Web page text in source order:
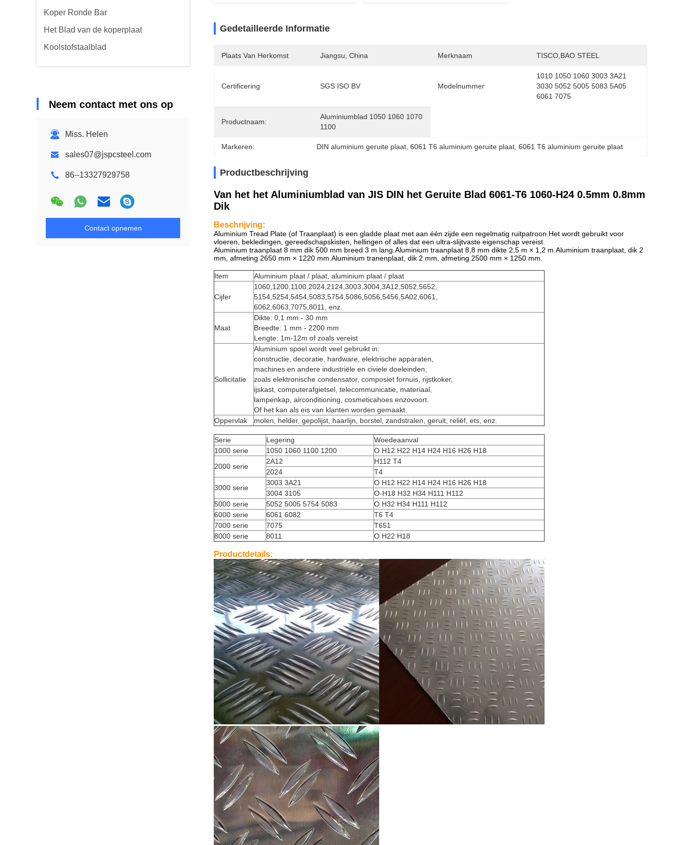
Koper Ronde Bar
Het Blad van de koperplaat
Koolstofstaalblad
Neem contact met ons op
Miss. Helen
sales07@jspcsteel.com
86--13327929758
Contact opnemen
Gedetailleerde Informatie
Plaats Van Herkomst Jiangsu, China Merknaam TISCO,BAO STEEL
Certificering SGS ISO BV Modelnummer
1010 1050 1060 3003 3A21
3030 5052 5005 5083 5A05
6061 7075
Productnaam:
Aluminiumblad 1050 1060 1070
1100
Markeren: DIN aluminium geruite plaat , 6061 T6 aluminium geruite plaat , 6061 T6 aluminium geruite plaat
Productbeschrijving
Van het het Aluminiumblad van JIS DIN het Geruite Blad 6061-T6 1060-H24 0.5mm 0.8mm
Dik
Beschrijving:
Aluminium Tread Plate (of Traanplaat) is een gladde plaat met aan één zijde een regelmatig ruitpatroon.Het wordt gebruikt voor
vloeren, bekledingen, gereedschapskisten, hellingen of alles dat een ultra-slijtvaste eigenschap vereist.
Aluminium traanplaat 8 mm dik 500 mm breed 3 m lang.Aluminium traanplaat 8,8 mm dikte 2,5 m × 1,2 m.Aluminium traanplaat, dik 2
mm, afmeting 2650 mm × 1220 mm.Aluminium tranenplaat, dik 2 mm, afmeting 2500 mm × 1250 mm.
Item Aluminium plaat / plaat, aluminium plaat / plaat
Cijfer
1060,1200,1100,2024,2124,3003,3004,3A12,5052,5652,
5154,5254,5454,5083,5754,5086,5056,5456,5A02,6061,
6062,6063,7075,8011, enz.
Maat
Dikte: 0,1 mm - 30 mm
Breedte: 1 mm - 2200 mm
Lengte: 1m-12m of zoals vereist
Sollicitatie
Aluminium spoel wordt veel gebruikt in:
constructie, decoratie, hardware, elektrische apparaten,
machines en andere industriële en civiele doeleinden,
zoals elektronische condensator, composiet fornuis, rijstkoker,
ijskast, computerafgietsel, telecommunicatie, materiaal,
lampenkap, airconditioning, cosmeticahoes enzovoort.
Of het kan als eis van klanten worden gemaakt.
Oppervlak
molen, helder, gepolijst, haarlijn, borstel, zandstralen, geruit, reliëf, ets, enz.
Serie Legering
Woedeaanval
1000 serie
1050 1060 1100 1200
O H12 H22 H14 H24 H16 H26 H18
2000 serie
2A12
H112 T4
2024
T4
3000 serie
3003 3A21
O H12 H22 H14 H24 H16 H26 H18
3004 3105
O-H18 H32 H34 H111 H112
5000 serie
5052 5005 5754 5083
O H32 H34 H111 H112
6000 serie
6061 6082
T6 T4
7000 serie
7075
T651
8000 serie
8011 O H22 H18
Productdetails: